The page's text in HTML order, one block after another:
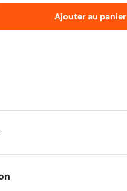
la quantitéAjouter au panier